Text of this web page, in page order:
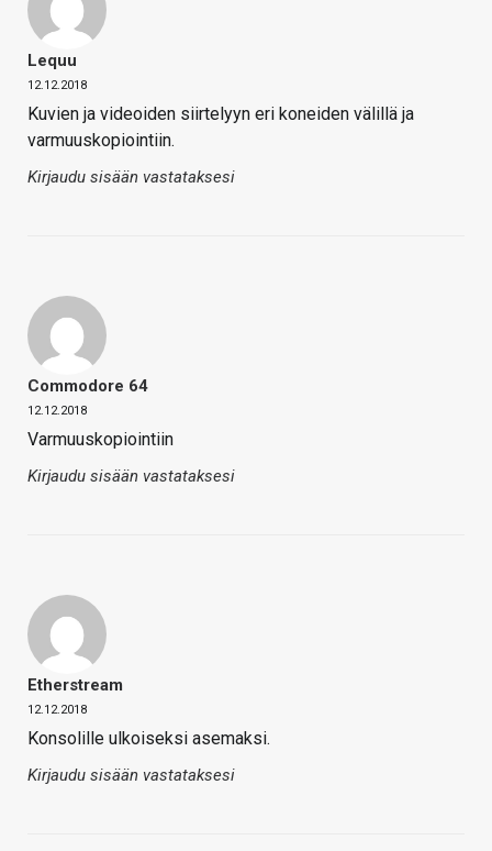
Lequu
12.12.2018
Kuvien ja videoiden siirtelyyn eri koneiden välillä ja
varmuuskopiointiin.
Kirjaudu sisään vastataksesi
Commodore 64
12.12.2018
Varmuuskopiointiin
Kirjaudu sisään vastataksesi
Etherstream
12.12.2018
Konsolille ulkoiseksi asemaksi.
Kirjaudu sisään vastataksesi